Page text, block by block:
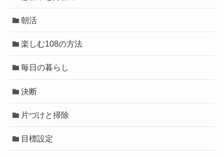
朝活
楽しむ108の方法
毎日の暮らし
決断
片づけと掃除
目標設定